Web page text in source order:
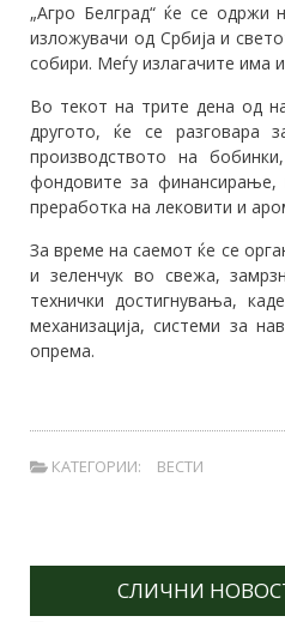
„Агро Белград“ ќе се одржи
изложувачи од Србија и
собири. Меѓу излагачите има
Во текот на трите дена од
другото, ќе се разговара
производството на
фондовите за финансирање,
преработка на лековити и
За време на саемот ќе се
и зеленчук во свежа,
технички достигнувања,
механизација, системи за
опрема.
КАТЕГОРИИ:
ВЕСТИ
СЛИЧНИ